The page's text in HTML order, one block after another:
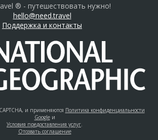
® - путешествовать нужно!
hello@need.travel
Поддержка и контакты
и применяются Политика конфиденциальности
Googleи
Условия предоставления услуг.
Отозвать соглашение